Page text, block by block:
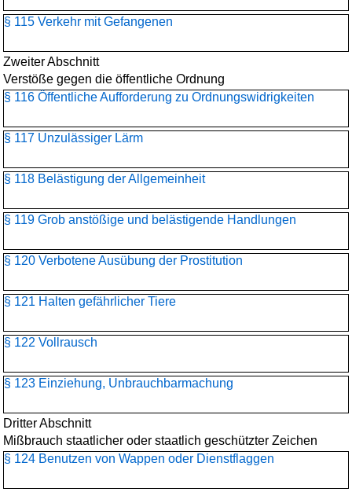
§ 115 Verkehr mit Gefangenen
Zweiter Abschnitt
Verstöße gegen die öffentliche Ordnung
§ 116 Öffentliche Aufforderung zu Ordnungswidrigkeiten
§ 117 Unzulässiger Lärm
§ 118 Belästigung der Allgemeinheit
§ 119 Grob anstößige und belästigende Handlungen
§ 120 Verbotene Ausübung der Prostitution
§ 121 Halten gefährlicher Tiere
§ 122 Vollrausch
§ 123 Einziehung, Unbrauchbarmachung
Dritter Abschnitt
Mißbrauch staatlicher oder staatlich geschützter Zeichen
§ 124 Benutzen von Wappen oder Dienstflaggen